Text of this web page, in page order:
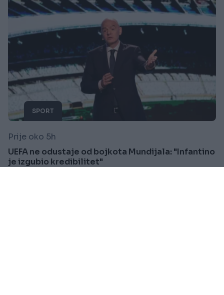
SPORT
Prije oko 5h
UEFA ne odustaje od bojkota Mundijala: "Infantino
je izgubio kredibilitet"